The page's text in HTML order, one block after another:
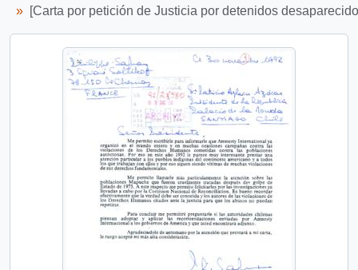
[Carta por petición de Justicia por detenidos